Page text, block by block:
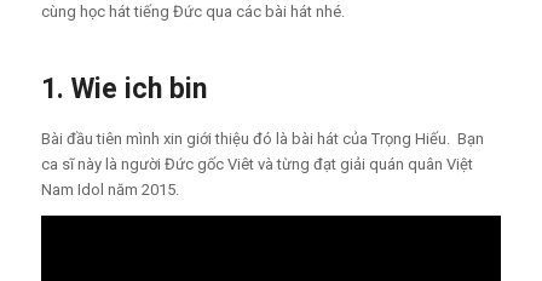
cùng học hát tiếng Đức qua các bài hát nhé.
1. Wie ich bin
Bài đầu tiên mình xin giới thiệu đó là bài hát của Trọng Hiếu. Bạn
ca sĩ này là người Đức gốc Viêt và từng đạt giải quán quân Việt
Nam Idol năm 2015.